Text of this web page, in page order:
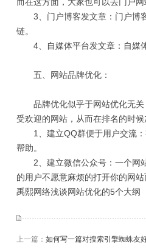
3、门户博客发文章：门户博客
链。
4、自媒体平台发文章：自媒体
五、网站品牌优化：
品牌优化似乎于网站优化无关
受欢迎的网站，从而在排名的时候
1、建立QQ群便于用户交流：
帮助。
2、建立微信公众号：一个网站
的用户不愿意麻烦的打开你的网站
禹熙网络浅谈网站优化的5个大纲
上一篇： 如何写一篇对搜索引擎蜘蛛友